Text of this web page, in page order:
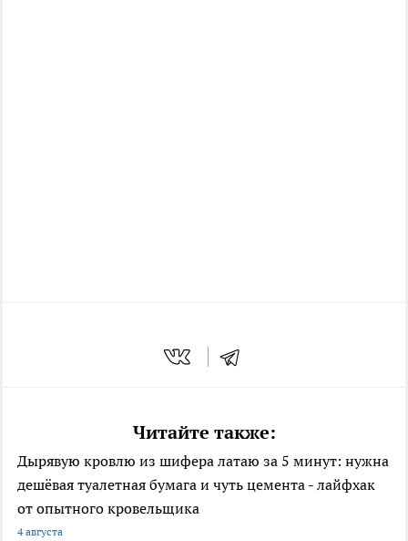
Читайте также:
Дырявую кровлю из шифера латаю за 5 минут: нужна
дешёвая туалетная бумага и чуть цемента - лайфхак
от опытного кровельщика
4 августа